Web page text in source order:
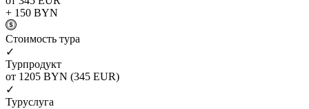
+ 150 BYN
Cтоимость тура
✓
Турпродукт
от 1205 BYN (345 EUR)
✓
Туруслуга